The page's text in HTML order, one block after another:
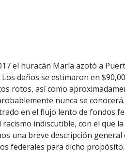
el huracán María azotó a
daños se estimaron en
rotos, así como
nunca se
en el flujo lento de fondos
indiscutible, con el que
una breve descripción
federales para dicho propósito.